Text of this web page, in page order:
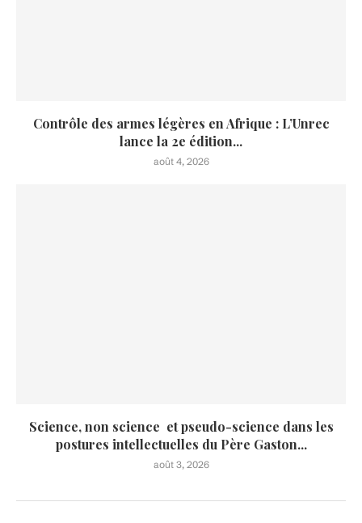
Contrôle des armes légères en Afrique : L’Unrec
lance la 2e édition...
août 4, 2026
Science, non science et pseudo-science dans les
postures intellectuelles du Père Gaston...
août 3, 2026